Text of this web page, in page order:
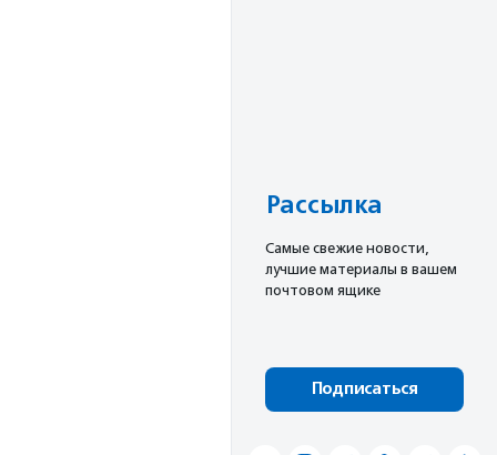
Рассылка
Cамые свежие новости,
лучшие материалы в вашем
почтовом ящике
Подписаться